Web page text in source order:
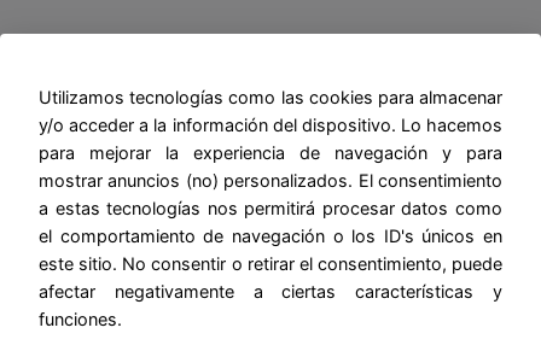
la sal “espanta” al dinero.
Mientras hacemos todo esto debemos decir
convencidos: “que la sal y mi perfume alejen de
su vida a toda persona que quiera seducirlo y
conquistarlo, que ahuyente a sus amantes y que
destruya su atracción”.
Utilizamos tecnologías como las cookies para almacenar
y/o acceder a la información del dispositivo. Lo hacemos
para mejorar la experiencia de navegación y para
mostrar anuncios (no) personalizados. El consentimiento
a estas tecnologías nos permitirá procesar datos como
el comportamiento de navegación o los ID's únicos en
este sitio. No consentir o retirar el consentimiento, puede
afectar negativamente a ciertas características y
funciones.